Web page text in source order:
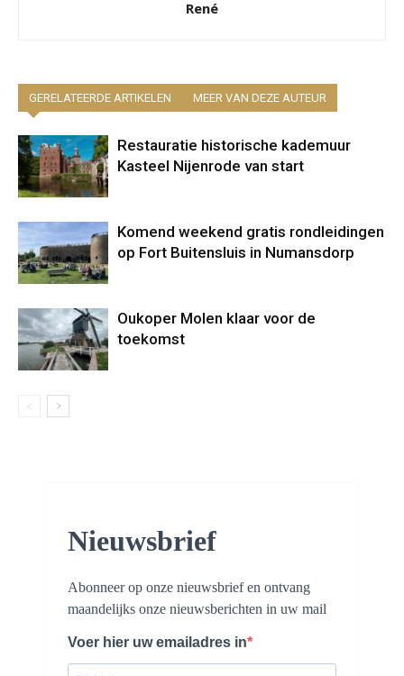
René
GERELATEERDE ARTIKELEN MEER VAN DEZE AUTEUR
Restauratie historische kademuur
Kasteel Nijenrode van start
Komend weekend gratis rondleidingen
op Fort Buitensluis in Numansdorp
Oukoper Molen klaar voor de
toekomst